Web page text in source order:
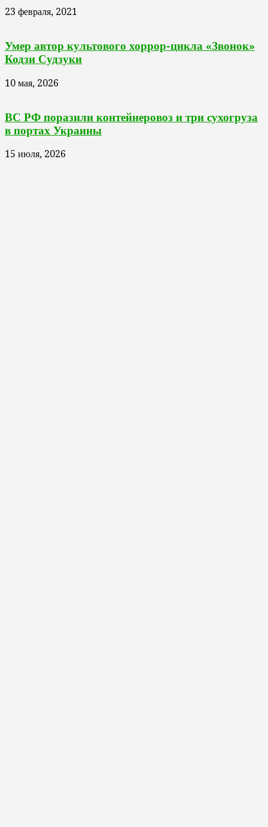
23 февраля, 2021
Умер автор культового хоррор-цикла «Звонок»
Кодзи Судзуки
10 мая, 2026
ВС РФ поразили контейнеровоз и три сухогруза
в портах Украины
15 июля, 2026